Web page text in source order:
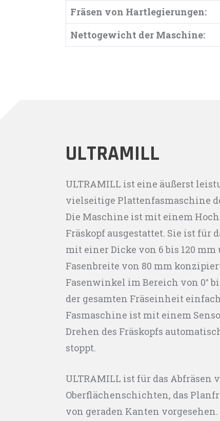
Fräsen von Hartlegierungen:
Nettogewicht der Maschine:
ULTRAMILL
ULTRAMILL ist eine äußerst
vielseitige Plattenfasmaschine
Die Maschine ist mit einem
Fräskopf ausgestattet. Sie ist für
mit einer Dicke von 6 bis 120
Fasenbreite von 80 mm
Fasenwinkel im Bereich von 0°
der gesamten Fräseinheit
Fasmaschine ist mit einem
Drehen des Fräskopfs
stoppt.
ULTRAMILL ist für das Abfräsen
Oberflächenschichten, das
von geraden Kanten